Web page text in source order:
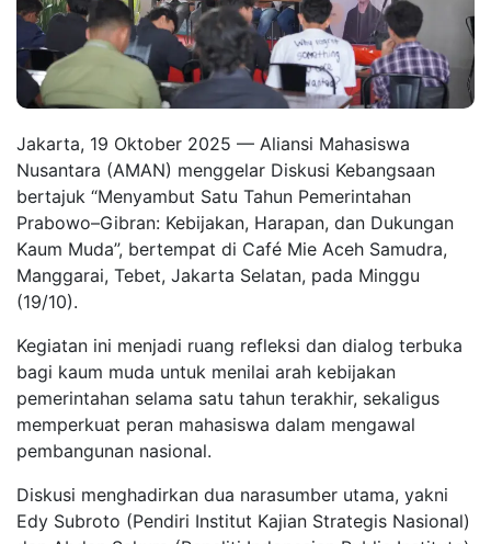
Jakarta, 19 Oktober 2025 — Aliansi Mahasiswa
Nusantara (AMAN) menggelar Diskusi Kebangsaan
bertajuk “Menyambut Satu Tahun Pemerintahan
Prabowo–Gibran: Kebijakan, Harapan, dan Dukungan
Kaum Muda”, bertempat di Café Mie Aceh Samudra,
Manggarai, Tebet, Jakarta Selatan, pada Minggu
(19/10).
Kegiatan ini menjadi ruang refleksi dan dialog terbuka
bagi kaum muda untuk menilai arah kebijakan
pemerintahan selama satu tahun terakhir, sekaligus
memperkuat peran mahasiswa dalam mengawal
pembangunan nasional.
Diskusi menghadirkan dua narasumber utama, yakni
Edy Subroto (Pendiri Institut Kajian Strategis Nasional)